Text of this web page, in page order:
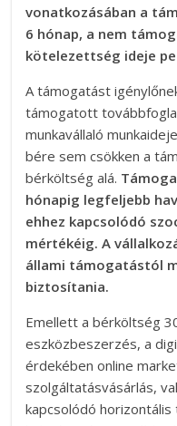
vonatkozásában a
6 hónap, a nem
kötelezettség ideje
A támogatást
támogatott
munkavállaló
bére sem csökken a
bérköltség alá.
hónapig legfeljebb
ehhez kapcsolódó
mértékéig. A
állami támogatástól
biztosítania.
Emellett a bérköltség
eszközbeszerzés, a
érdekében online
szolgáltatásvásárlás,
kapcsolódó